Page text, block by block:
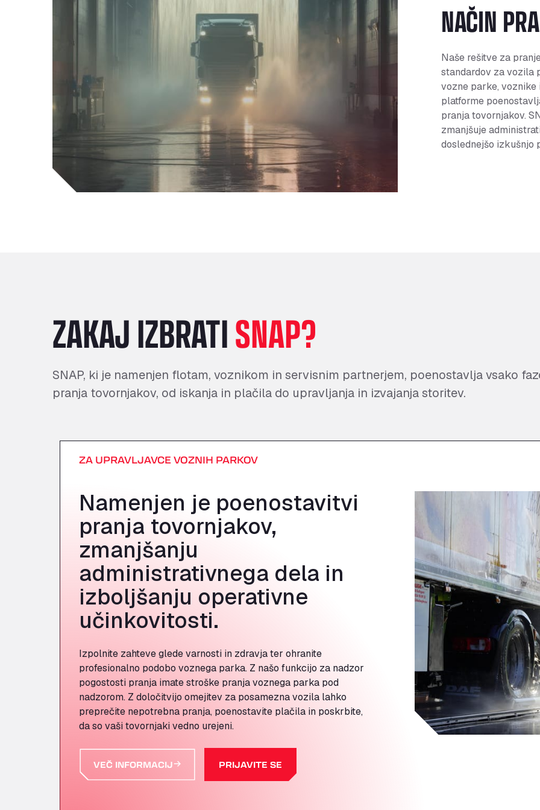
NAČIN
Naše rešitve za
standardov za vozila
vozne parke,
platforme
pranja tovornjakov.
zmanjšuje
doslednejšo izkušnjo
ZAKAJ IZBRATISNAP?
SNAP, ki je namenjen flotam, voznikom in servisnim partnerjem, poenostavlja vsako
pranja tovornjakov, od iskanja in plačila do upravljanja in izvajanja storitev.
ZA UPRAVLJAVCE VOZNIH PARKOV
Namenjen je poenostavitvi
pranja tovornjakov,
zmanjšanju
administrativnega dela in
izboljšanju operativne
učinkovitosti.
Izpolnite zahteve glede varnosti in zdravja ter ohranite
profesionalno podobo voznega parka. Z našo funkcijo za nadzor
pogostosti pranja imate stroške pranja voznega parka pod
nadzorom. Z določitvijo omejitev za posamezna vozila lahko
preprečite nepotrebna pranja, poenostavite plačila in poskrbite,
da so vaši tovornjaki vedno urejeni.
VEČ INFORMACIJ PRIJAVITE SE